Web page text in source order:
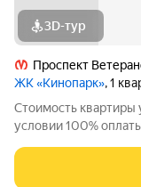
3D-тур
Проспект
ЖК «Кинопарк», 1
Стоимость квартиры
условии 100%
(Росстройинвест).
Очередь 1, Корпус 1